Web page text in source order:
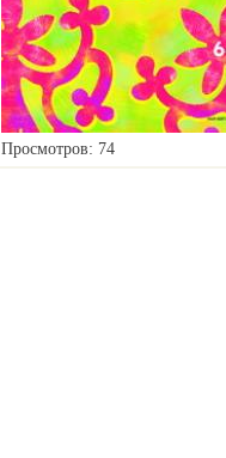
Просмотров: 74